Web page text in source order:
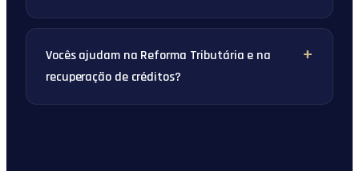
Vocês ajudam na Reforma Tributária e na
recuperação de créditos?